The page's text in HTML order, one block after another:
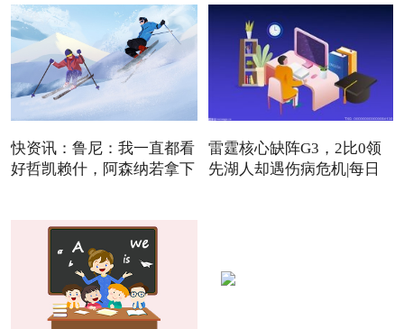
快资讯：鲁尼：我一直都看
好哲凯赖什，阿森纳若拿下
雷霆核心缺阵G3，2比0领
先湖人却遇伤病危机|每日